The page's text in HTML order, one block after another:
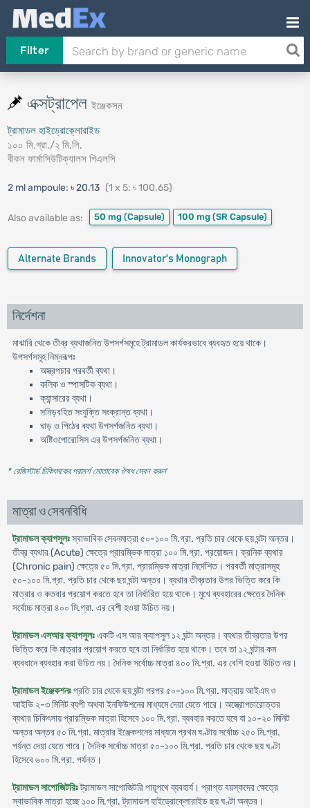
Filter
এক্সট্রাপেল ইঞ্জেকসন
ট্রামাডল হাইড্রোক্লোরাইড
১০০ মি.গ্রা./২ মি.লি.
বীকন ফার্মাসিউটিক্যালস পিএলসি
2 ml ampoule: ৳ 20.13 (1 x 5: ৳ 100.65)
Also available as: 50 mg (Capsule) 100 mg (SR Capsule)
Alternate Brands Innovator's Monograph
নির্দেশনা
মাঝারি থেকে তীব্র ব্যথাজনিত উপসর্গসমূহে ট্রামাডল কার্যকরভাবে ব্যবহৃত হয়ে থাকে।
উপসর্গসমূহ নিম্নরূপঃ
অস্ত্রপচার পরবর্তী ব্যথা।
কলিক ও স্পাসটিক ব্যথা।
ক্যান্সারের ব্যথা।
সনিড়বহিত সংযুক্তি সংক্রান্ত ব্যথা।
ঘাড় ও পিঠের ব্যথা উপসর্গজনিত ব্যথা।
অষ্টিওপোরোসিস এর উপসর্গজনিত ব্যথা।
* রেজিস্টার্ড চিকিৎসকের পরামর্শ মোতাবেক ঔষধ সেবন করুন'
মাত্রা ও সেবনবিধি
ট্রামাডল ক্যাপসুলঃস্বাভাবিক সেবনমাত্রা ৫০-১০০ মি.গ্রা. প্রতি চার থেকে ছয় ঘন্টা অন্তর।
তীব্র ব্যথার (Acute) ক্ষেত্রে প্রারম্ভিক মাত্রা ১০০ মি.গ্রা. প্রয়োজন। ক্রনিক ব্যথার
(Chronic pain) ক্ষেত্রে ৫০ মি.গ্রা. প্রারম্ভিক মাত্রা নির্দেশিত। পরবর্তী মাত্রাসমূহ
৫০-১০০ মি.গ্রা. প্রতি চার থেকে ছয় ঘন্টা অন্তর। ব্যথার তীব্রতার উপর ভিত্তি করে কি
মাত্রার ও কতবার প্রয়োগ করতে হবে তা নির্ধারিত হয়ে থাকে। মুখে ব্যবহারের ক্ষেত্রে দৈনিক
সর্বোচ্চ মাত্রা ৪০০ মি.গ্রা. এর বেশী হওয়া উচিত নয়।
ট্রামাডল এসআর ক্যাপসুলঃএকটি এস আর ক্যাপসুল ১২ ঘন্টা অন্তর। ব্যথার তীব্রতার উপর
ভিত্তি করে কি মাত্রার প্রয়োগ করতে হবে তা নির্ধারিত হয়ে থাকে। তবে তা ১২ ঘন্টার কম
ব্যবধানে ব্যবহার করা উচিত নয়। দৈনিক সর্বোচ্চ মাত্রা ৪০০ মি.গ্রা. এর বেশি হওয়া উচিত নয়।
ট্রামাডল ইঞ্জেকশনঃপ্রতি চার থেকে ছয় ঘন্টা পরপর ৫০-১০০ মি.গ্রা. মাত্রায় আইএম ও
আইভি ২-৩ মিনিট ব্যপী অথবা ইনফিউশনের মাধ্যমে দেয়া যেতে পারে। অস্ত্রোপচারোত্তর
ব্যথার চিকিৎসায় প্রারম্ভিক মাত্রা হিসেবে ১০০ মি.গ্রা. ব্যবহার করতে হবে যা ১০-২০ মিনিট
অন্তর অন্তর ৫০ মি.গ্রা. মাত্রার ইঞ্জেকশনের মাধ্যমে প্রথম ঘণ্টায় সর্বোচ্চ ২৫০ মি.গ্রা.
পর্যন্ত দেয়া যেতে পারে। দৈনিক সর্বোচ্চ মাত্রা ৫০-১০০ মি.গ্রা. প্রতি চার থেকে ছয় ঘণ্টা
হিসেবে ৬০০ মি.গ্রা. পর্যন্ত।
ট্রামাডল সাপোজিটরিঃট্রামাডল সাপোজিটরি পায়ূপথে ব্যবহার্য। প্রাপ্ত বয়স্কদের ক্ষেত্রে
স্বাভাবিক মাত্রা হচ্ছে ১০০ মি.গ্রা. ট্রামাডল হাইড্রোক্লোরাইড ছয় ঘণ্টা অন্তর।